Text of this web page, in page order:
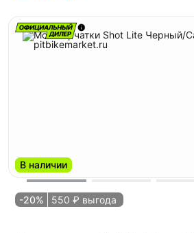
В наличии
-20% 550 ₽ выгода